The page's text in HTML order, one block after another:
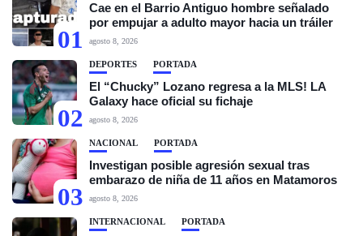
01
Cae en el Barrio Antiguo hombre señalado
por empujar a adulto mayor hacia un tráiler
agosto 8, 2026
02
DEPORTES PORTADA
El “Chucky” Lozano regresa a la MLS! LA
Galaxy hace oficial su fichaje
agosto 8, 2026
03
NACIONAL PORTADA
Investigan posible agresión sexual tras
embarazo de niña de 11 años en Matamoros
agosto 8, 2026
INTERNACIONAL PORTADA